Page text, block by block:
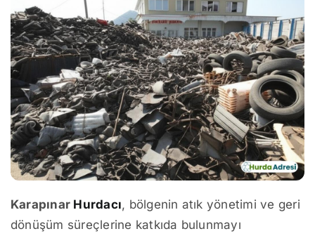
Karapınar Hurdacı, bölgenin atık yönetimi ve geri
dönüşüm süreçlerine katkıda bulunmayı